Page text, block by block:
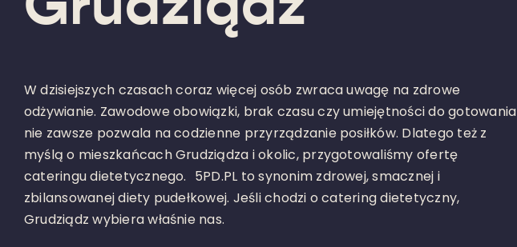
W dzisiejszych czasach coraz więcej osób zwraca uwagę na zdrowe
odżywianie. Zawodowe obowiązki, brak czasu czy umiejętności do gotowania
nie zawsze pozwala na codzienne przyrządzanie posiłków. Dlatego też z
myślą o mieszkańcach Grudziądza i okolic, przygotowaliśmy ofertę
cateringu dietetycznego. 5PD.PL to synonim zdrowej, smacznej i
zbilansowanej diety pudełkowej. Jeśli chodzi o catering dietetyczny,
Grudziądz wybiera właśnie nas.